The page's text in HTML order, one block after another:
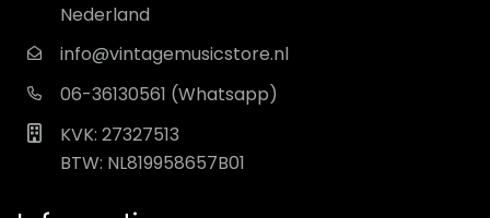
Nederland
info@vintagemusicstore.nl
06-36130561 (Whatsapp)
KVK: 27327513
BTW: NL819958657B01